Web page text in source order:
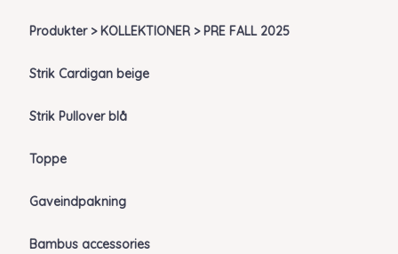
Produkter > KOLLEKTIONER > PRE FALL 2025
Strik Cardigan beige
Strik Pullover blå
Toppe
Gaveindpakning
Bambus accessories